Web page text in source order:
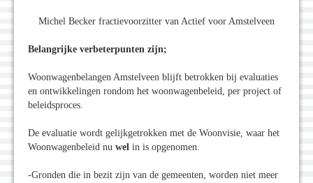
Michel Becker fractievoorzitter van Actief voor Amstelveen
Belangrijke verbeterpunten zijn;
Woonwagenbelangen Amstelveen blijft betrokken bij evaluaties
en ontwikkelingen rondom het woonwagenbeleid, per project of
beleidsproces.
De evaluatie wordt gelijkgetrokken met de Woonvisie, waar het
Woonwagenbeleid nu wel in is opgenomen.
-Gronden die in bezit zijn van de gemeenten, worden niet meer